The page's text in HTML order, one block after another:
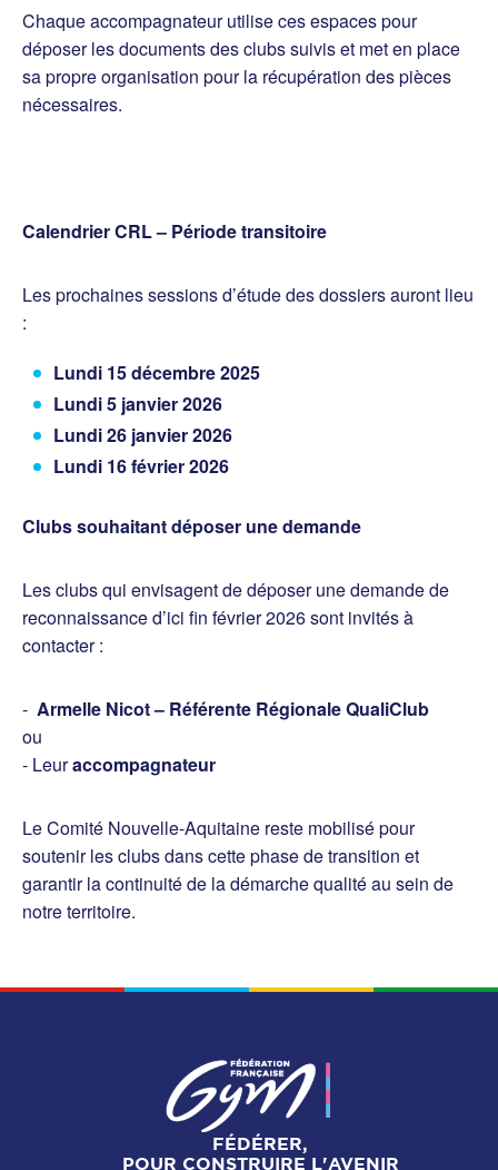
Chaque accompagnateur utilise ces espaces pour
déposer les documents des clubs suivis et met en place
sa propre organisation pour la récupération des pièces
nécessaires.
Calendrier CRL – Période transitoire
Les prochaines sessions d’étude des dossiers auront lieu
:
Lundi 15 décembre 2025
Lundi 5 janvier 2026
Lundi 26 janvier 2026
Lundi 16 février 2026
Clubs souhaitant déposer une demande
Les clubs qui envisagent de déposer une demande de
reconnaissance d’ici fin février 2026 sont invités à
contacter :
- Armelle Nicot – Référente Régionale QualiClub
ou
- Leuraccompagnateur
Le Comité Nouvelle-Aquitaine reste mobilisé pour
soutenir les clubs dans cette phase de transition et
garantir la continuité de la démarche qualité au sein de
notre territoire.
FÉDÉRER,
POUR CONSTRUIRE L'AVENIR